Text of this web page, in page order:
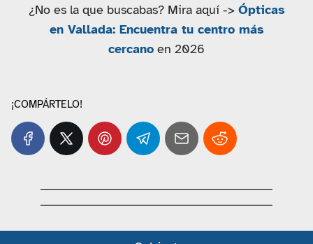
¿No es la que buscabas? Mira aquí -> Ópticas
en Vallada: Encuentra tu centro más
cercano en 2026
¡COMPÁRTELO!